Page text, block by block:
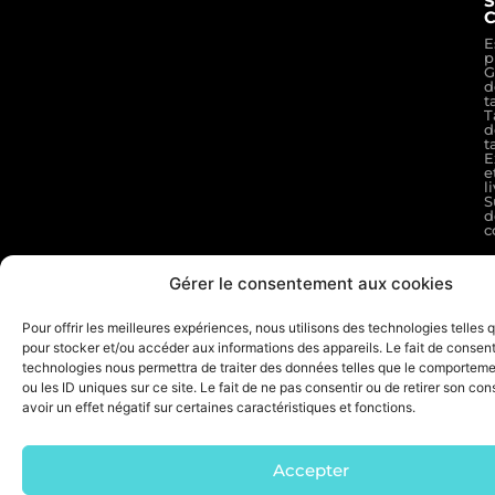
Gérer le consentement aux cookies
Pour offrir les meilleures expériences, nous utilisons des technologies telles
pour stocker et/ou accéder aux informations des appareils. Le fait de
technologies nous permettra de traiter des données telles que le
ou les ID uniques sur ce site. Le fait de ne pas consentir ou de retirer son
avoir un effet négatif sur certaines caractéristiques et fonctions.
Accepter